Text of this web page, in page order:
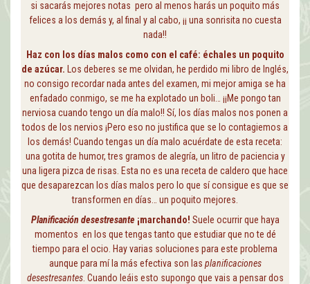
si sacarás mejores notas pero al menos harás un poquito más
felices a los demás y, al final y al cabo, ¡¡ una sonrisita no cuesta
nada!!
Haz con los días malos como con el café: échales un poquito
de azúcar.
Los deberes se me olvidan, he perdido mi libro de Inglés,
no consigo recordar nada antes del examen, mi mejor amiga se ha
enfadado conmigo, se me ha explotado un boli… ¡¡Me pongo tan
nerviosa cuando tengo un día malo!! Sí, los días malos nos ponen a
todos de los nervios ¡Pero eso no justifica que se lo contagiemos a
los demás! Cuando tengas un día malo acuérdate de esta receta:
una gotita de humor, tres gramos de alegría, un litro de paciencia y
una ligera pizca de risas. Esta no es una receta de caldero que hace
que desaparezcan los días malos pero lo que sí consigue es que se
transformen en días… un poquito mejores.
Planificación desestresante ¡marchando! Suele ocurrir que haya
momentos en los que tengas tanto que estudiar que no te dé
tiempo para el ocio. Hay varias soluciones para este problema
aunque para mí la más efectiva son las planificaciones
desestresantes. Cuando leáis esto supongo que vais a pensar dos